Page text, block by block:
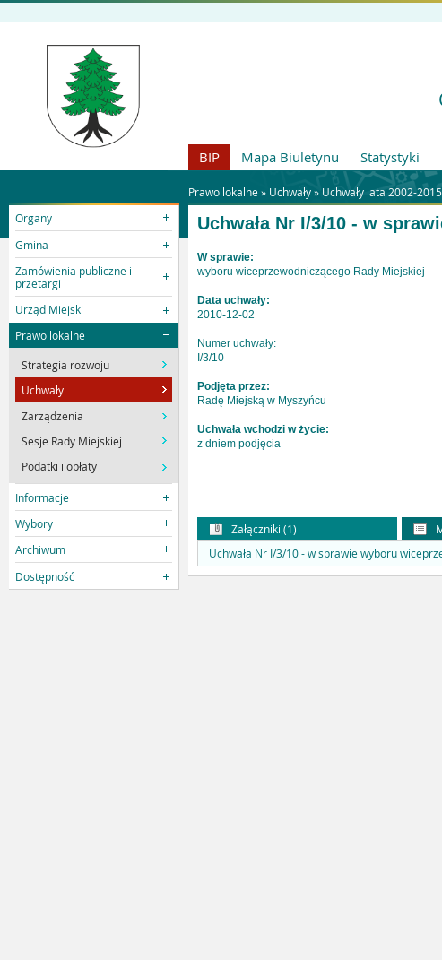
BIP Mapa Biuletynu Statystyki
Prawo lokalne » Uchwały» Uchwały lata 2002-2015
Organy
Gmina
Zamówienia publiczne i
przetargi
Urząd Miejski
Prawo lokalne
Strategia rozwoju
Uchwały
Zarządzenia
Sesje Rady Miejskiej
Podatki i opłaty
Informacje
Wybory
Archiwum
Dostępność
Uchwała Nr I/3/10 - w
W sprawie:
wyboru wiceprzewodniczącego Rady Miejskiej
Data uchwały:
2010-12-02
Numer uchwały:
I/3/10
Podjęta przez:
Radę Miejską w Myszyńcu
Uchwała wchodzi w życie:
z dniem podjęcia
Załączniki (1)
Uchwała Nr I/3/10 - w sprawie wyboru